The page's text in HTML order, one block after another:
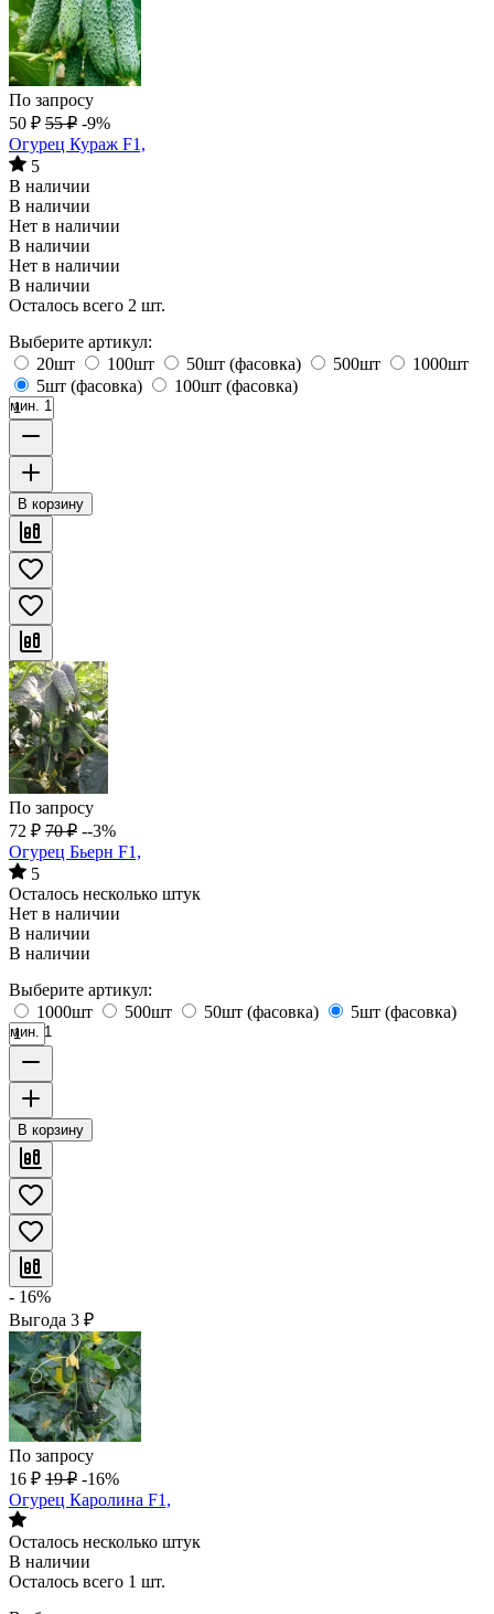
По запросу
50 ₽ 55 ₽ -9%
Огурец Кураж F1,
5
В наличии
В наличии
Нет в наличии
В наличии
Нет в наличии
В наличии
Осталось всего 2 шт.
Выберите артикул:
20шт
100шт 50шт (фасовка) 500шт
1000шт
5шт (фасовка)
100шт (фасовка)
мин. 1
В корзину
По запросу
72 ₽ 70 ₽ --3%
Огурец Бьерн F1,
5
Осталось несколько штук
Нет в наличии
В наличии
В наличии
Выберите артикул:
1000шт
500шт 50шт (фасовка) 5шт (фасовка)
мин. 1
В корзину
- 16%
Выгода 3 ₽
По запросу
16 ₽ 19 ₽ -16%
Огурец Каролина F1,
Осталось несколько штук
В наличии
Осталось всего 1 шт.